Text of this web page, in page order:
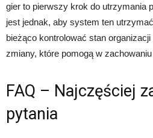
gier to pierwszy krok do utrzymania
jest jednak, aby system ten
bieżąco kontrolować stan
zmiany, które pomogą w
FAQ – Najczęściej
pytania